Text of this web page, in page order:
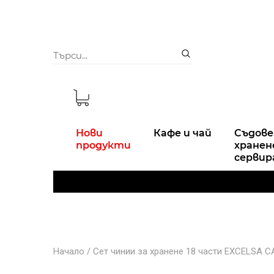
Нови
продукти
Кафе и чай
Съдове
Начало / Сет чинии за хранене 18 части EXCELSA